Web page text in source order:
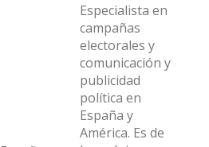
Especialista en
campañas
electorales y
comunicación y
publicidad
política en
España y
América. Es de